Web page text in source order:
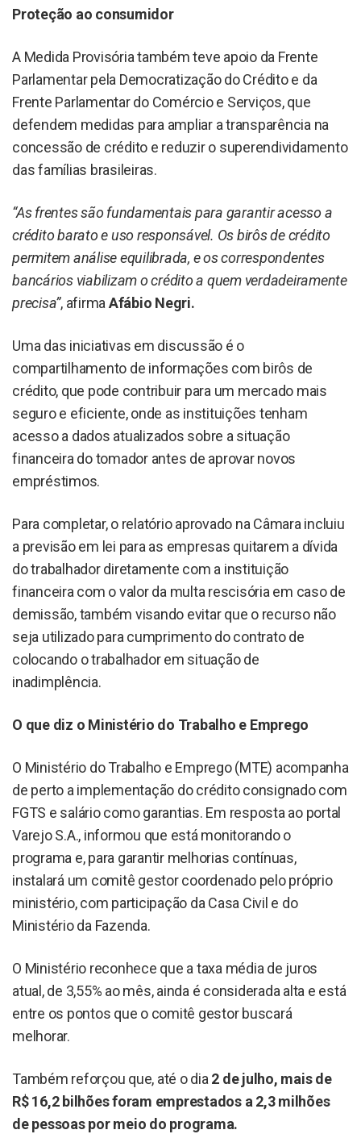
Proteção ao consumidor
A Medida Provisória também teve apoio da Frente
Parlamentar pela Democratização do Crédito e da
Frente Parlamentar do Comércio e Serviços, que
defendem medidas para ampliar a transparência na
concessão de crédito e reduzir o superendividamento
das famílias brasileiras.
“As frentes são fundamentais para garantir acesso a
crédito barato e uso responsável. Os birôs de crédito
permitem análise equilibrada, e os correspondentes
bancários viabilizam o crédito a quem verdadeiramente
precisa”, afirma Afábio Negri.
Uma das iniciativas em discussão é o
compartilhamento de informações com birôs de
crédito, que pode contribuir para um mercado mais
seguro e eficiente, onde as instituições tenham
acesso a dados atualizados sobre a situação
financeira do tomador antes de aprovar novos
empréstimos.
Para completar, o relatório aprovado na Câmara incluiu
a previsão em lei para as empresas quitarem a dívida
do trabalhador diretamente com a instituição
financeira com o valor da multa rescisória em caso de
demissão, também visando evitar que o recurso não
seja utilizado para cumprimento do contrato de
colocando o trabalhador em situação de
inadimplência.
O que diz o Ministério do Trabalho e Emprego
O Ministério do Trabalho e Emprego (MTE) acompanha
de perto a implementação do crédito consignado com
FGTS e salário como garantias. Em resposta ao portal
Varejo S.A., informou que está monitorando o
programa e, para garantir melhorias contínuas,
instalará um comitê gestor coordenado pelo próprio
ministério, com participação da Casa Civil e do
Ministério da Fazenda.
O Ministério reconhece que a taxa média de juros
atual, de 3,55% ao mês, ainda é considerada alta e está
entre os pontos que o comitê gestor buscará
melhorar.
Também reforçou que, até o dia 2 de julho, mais de
R$ 16,2 bilhões foram emprestados a 2,3 milhões
de pessoas por meio do programa.